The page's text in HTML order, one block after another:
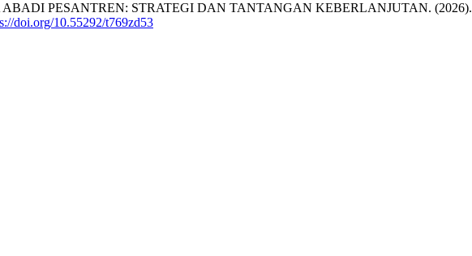
PESANTREN: STRATEGI DAN TANTANGAN KEBERLANJUTAN. (2026).
doi.org/10.55292/t769zd53